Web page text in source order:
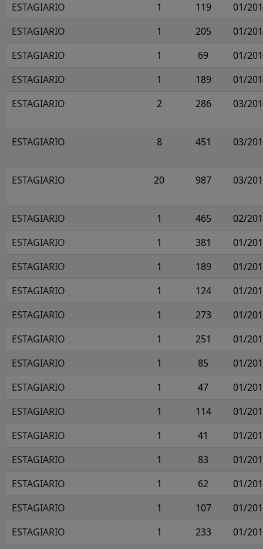
ESTAGIARIO
1 119
01/
ESTAGIARIO
1 205
01/
ESTAGIARIO
1 69
01/
ESTAGIARIO
1 189
01/
ESTAGIARIO
2 286 03/
ESTAGIARIO 8 451 03/
ESTAGIARIO 20 987 03/
ESTAGIARIO 1 465
02/
ESTAGIARIO
1 381
01/
ESTAGIARIO
1 189
01/
ESTAGIARIO
1 124
01/
ESTAGIARIO
1 273
01/
ESTAGIARIO
1 251
01/
ESTAGIARIO
1 85
01/
ESTAGIARIO
1 47
01/
ESTAGIARIO
1 114
01/
ESTAGIARIO
1 41
01/
ESTAGIARIO
1 83
01/
ESTAGIARIO
1 62
01/
ESTAGIARIO
1 107
01/
ESTAGIARIO
1 233
01/